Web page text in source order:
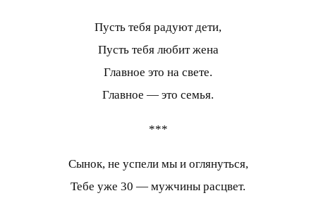
Пусть тебя радуют дети,
Пусть тебя любит жена
Главное это на свете.
Главное — это семья.
***
Сынок, не успели мы и оглянуться,
Тебе уже 30 — мужчины расцвет.